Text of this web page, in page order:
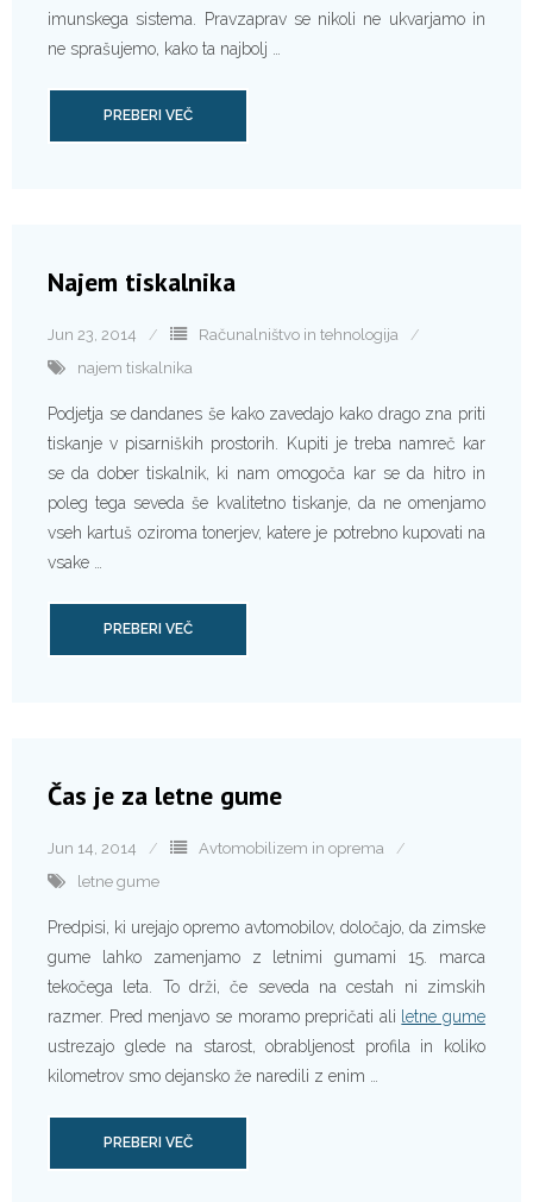
imunskega sistema. Pravzaprav se nikoli ne ukvarjamo in
ne sprašujemo, kako ta najbolj …
PREBERI VEČ
Najem tiskalnika
Jun 23, 2014
Računalništvo in tehnologija
najem tiskalnika
Podjetja se dandanes še kako zavedajo kako drago zna priti
tiskanje v pisarniških prostorih. Kupiti je treba namreč kar
se da dober tiskalnik, ki nam omogoča kar se da hitro in
poleg tega seveda še kvalitetno tiskanje, da ne omenjamo
vseh kartuš oziroma tonerjev, katere je potrebno kupovati na
vsake …
PREBERI VEČ
Čas je za letne gume
Jun 14, 2014
Avtomobilizem in oprema
letne gume
Predpisi, ki urejajo opremo avtomobilov, določajo, da zimske
gume lahko zamenjamo z letnimi gumami 15. marca
tekočega leta. To drži, če seveda na cestah ni zimskih
razmer. Pred menjavo se moramo prepričati ali letne gume
ustrezajo glede na starost, obrabljenost profila in koliko
kilometrov smo dejansko že naredili z enim …
PREBERI VEČ